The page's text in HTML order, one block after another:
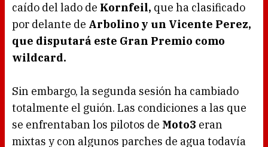
caído del lado de Kornfeil, que ha clasificado
por delante de Arbolino y un Vicente Perez,
que disputará este Gran Premio como
wildcard.
Sin embargo, la segunda sesión ha cambiado
totalmente el guión. Las condiciones a las que
se enfrentaban los pilotos de Moto3 eran
mixtas y con algunos parches de agua todavía